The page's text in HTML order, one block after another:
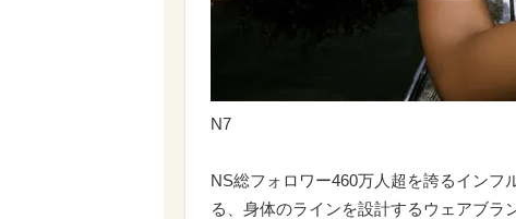
N7
NS総フォロワー460万人超を誇るインフ
る、身体のラインを設計するウェアブラ